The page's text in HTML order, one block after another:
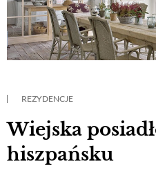
Wiejska
hiszpańsku
REZYDENCJE